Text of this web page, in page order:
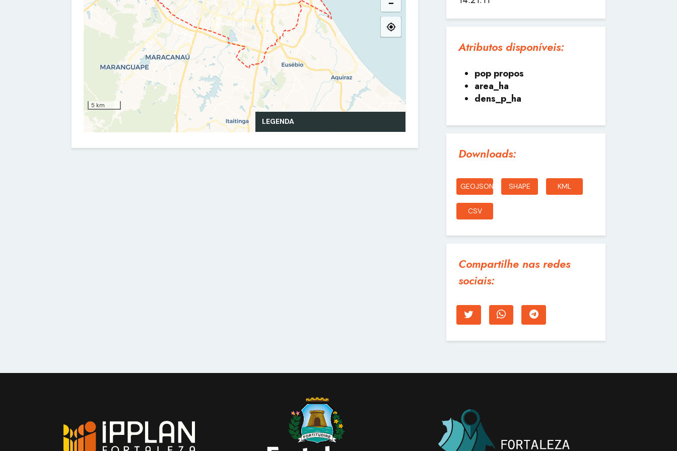
Atributos disponíveis:
pop propos
area_ha
dens_p_ha
Downloads:
GEOJSON SHAPE KML
CSV
Compartilhe nas redes
sociais: